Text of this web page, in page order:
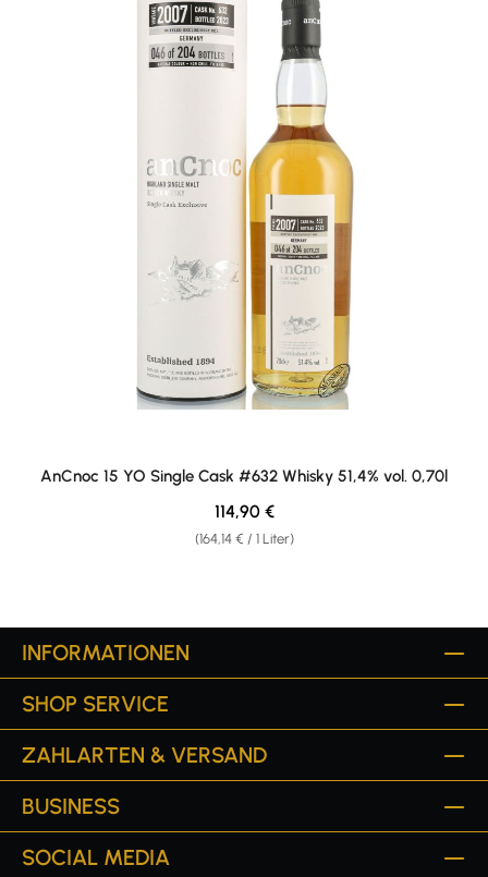
AnCnoc 15 YO Single Cask #632 Whisky 51,4% vol. 0,70l
(164,14 € / 1 Liter)
Regulärer Preis:
114,90 €
INFORMATIONEN
SHOP SERVICE
ZAHLARTEN & VERSAND
BUSINESS
SOCIAL MEDIA